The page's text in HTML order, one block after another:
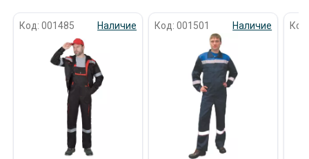
Код: 001485 Наличие Код: 001501 Наличие